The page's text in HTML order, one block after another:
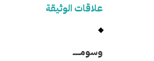
علاقات الوثيقة
وسومـــــ